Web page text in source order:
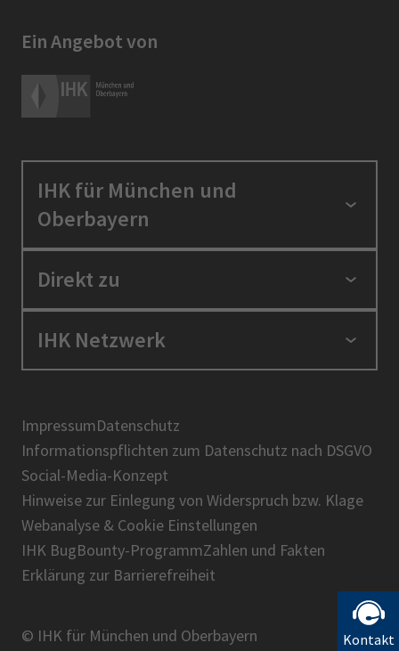
Kontakt
Ein Angebot von
IHK für München und
Oberbayern
Standortpolitik
Berufszugang
Über uns
Direkt zu
Positionen
Presse
IHK-Magazin
IHK Netzwerk
BIHK
DIHK
AHK
IHK-Standortportal Bayern
ImpressumDatenschutz
Informationspflichten zum Datenschutz nach DSGVO
Social-Media-Konzept
Hinweise zur Einlegung von Widerspruch bzw. Klage
Webanalyse & Cookie Einstellungen
IHK BugBounty-ProgrammZahlen und Fakten
Erklärung zur Barrierefreiheit
© IHK für München und Oberbayern